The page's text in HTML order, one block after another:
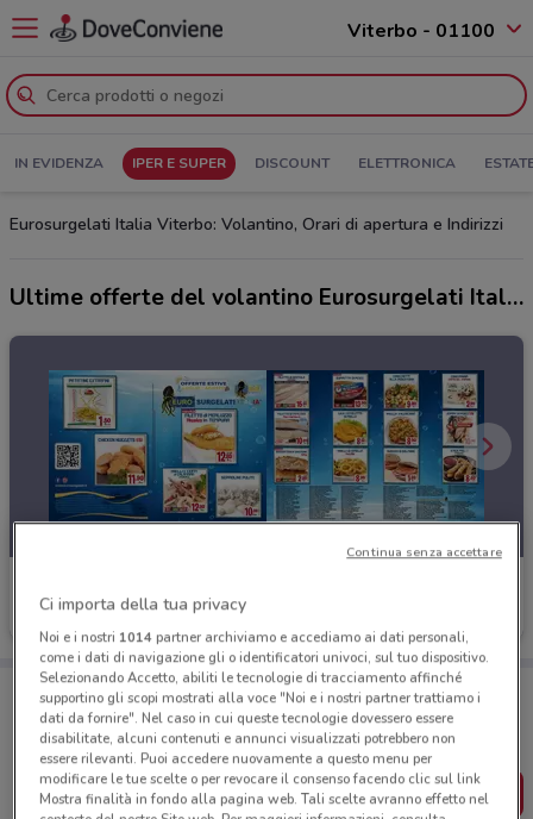
Viterbo - 01100
IN EVIDENZA IPER E SUPER DISCOUNT ELETTRONICA
Eurosurgelati Italia Viterbo: Volantino, Orari di apertura e Indirizzi
Ultime offerte del volantino Eurosurgelati Italia
Scade il 31/08
Porta DoveConviene sempre con te!
Puoi trovare le migliori offerte dei negozi vicino a te,
salvarle e creare la tua lista del risparmio, comodamente
dal tuo cellulare.
SCARICA L’APP
Ci importa della tua privacy
Noi e i nostri 1014partner archiviamo e accediamo ai dati personali,
come i dati di navigazione gli o identificatori univoci, sul tuo dispositivo.
Selezionando Accetto, abiliti le tecnologie di tracciamento affinché
supportino gli scopi mostrati alla voce "Noi e i nostri partner trattiamo i
dati da fornire". Nel caso in cui queste tecnologie dovessero essere
disabilitate, alcuni contenuti e annunci visualizzati potrebbero non
essere rilevanti. Puoi accedere nuovamente a questo menu per
modificare le tue scelte o per revocare il consenso facendo clic sul link
Mostra finalità in fondo alla pagina web. Tali scelte avranno effetto nel
Continua senza accettare